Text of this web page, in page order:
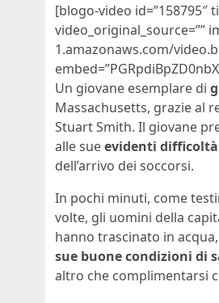
[blogo-video id=”158795″
video_original_source=””
1.amazonaws.com/
Un giovane esemplare di
Massachusetts, grazie al
Stuart Smith. Il giovane
alle sueevidenti
dell’arrivo dei soccorsi.
In pochi minuti, come
volte, gli uomini della
hanno trascinato in
sue buone condizioni di
altro che complimentarsi